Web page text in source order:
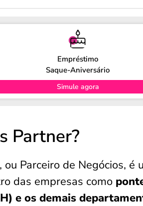
Empréstimo
Saque-Aniversário
Simule agora
Partner?
, ou Parceiro de Negócios, é
das empresas como
e os demais